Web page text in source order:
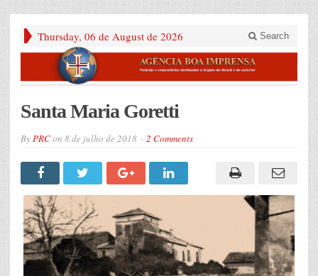
Thursday, 06 de August de 2026 Search
Santa Maria Goretti
ByPRCon 8 de julho de 2018 2 Comments